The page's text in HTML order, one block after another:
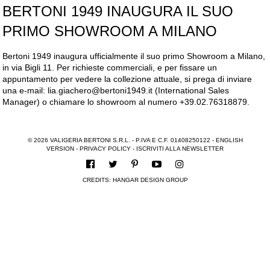
BERTONI 1949 INAUGURA IL SUO
PRIMO SHOWROOM A MILANO
Bertoni 1949 inaugura ufficialmente il suo primo Showroom a Milano,
in via Bigli 11. Per richieste commerciali, e per fissare un
appuntamento per vedere la collezione attuale, si prega di inviare
una e-mail: lia.giachero@bertoni1949.it (International Sales
Manager) o chiamare lo showroom al numero +39.02.76318879.
© 2026 VALIGERIA BERTONI S.R.L. - P.IVA E C.F. 01408250122 - ENGLISH
VERSION - PRIVACY POLICY - ISCRIVITI ALLA NEWSLETTER
CREDITS: HANGAR DESIGN GROUP